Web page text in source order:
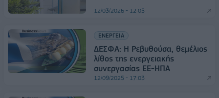
12/03/2026 - 12:05
ΕΝΕΡΓΕΙΑ
ΔΕΣΦΑ: Η Ρεβυθούσα, θεμέλιος
λίθος της ενεργειακής
συνεργασίας ΕΕ-ΗΠΑ
12/09/2025 - 17:03